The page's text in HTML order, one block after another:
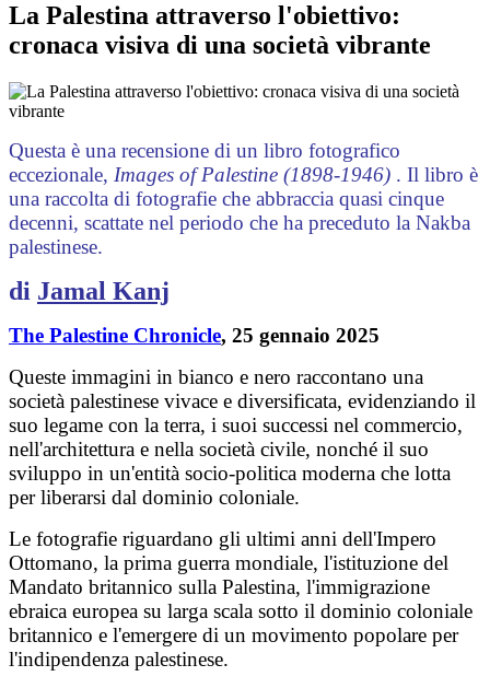
La Palestina attraverso l'obiettivo:
cronaca visiva di una società vibrante
Questa è una recensione di un libro fotografico
eccezionale, Images of Palestine (1898-1946) . Il libro è
una raccolta di fotografie che abbraccia quasi cinque
decenni, scattate nel periodo che ha preceduto la Nakba
palestinese.
di Jamal Kanj
The Palestine Chronicle, 25 gennaio 2025
Queste immagini in bianco e nero raccontano una
società palestinese vivace e diversificata, evidenziando il
suo legame con la terra, i suoi successi nel commercio,
nell'architettura e nella società civile, nonché il suo
sviluppo in un'entità socio-politica moderna che lotta
per liberarsi dal dominio coloniale.
Le fotografie riguardano gli ultimi anni dell'Impero
Ottomano, la prima guerra mondiale, l'istituzione del
Mandato britannico sulla Palestina, l'immigrazione
ebraica europea su larga scala sotto il dominio coloniale
britannico e l'emergere di un movimento popolare per
l'indipendenza palestinese.